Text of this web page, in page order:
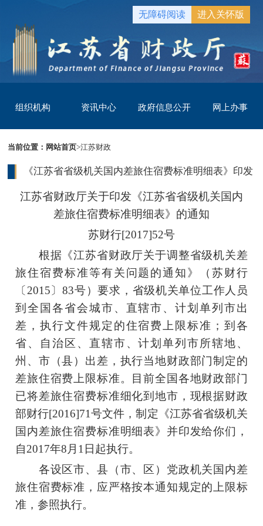
无障碍阅读 进入关怀版
组织机构 资讯中心 政府信息公开 网上办事
当前位置： 网站首页>江苏财政
《江苏省省级机关国内差旅住宿费标准明细表》印发
江苏省财政厅关于印发《江苏省省级机关国内
差旅住宿费标准明细表》的通知
苏财行[2017]52号
根据《江苏省财政厅关于调整省级机关差
旅住宿费标准等有关问题的通知》（苏财行
〔2015〕83号）要求，省级机关单位工作人员
到全国各省会城市、直辖市、计划单列市出
差，执行文件规定的住宿费上限标准；到各
省、自治区、直辖市、计划单列市所辖地、
州、市（县）出差，执行当地财政部门制定的
差旅住宿费上限标准。目前全国各地财政部门
已将差旅住宿费标准细化到地市，现根据财政
部财行[2016]71号文件，制定《江苏省省级机关
国内差旅住宿费标准明细表》并印发给你们，
自2017年8月1日起执行。
各设区市、县（市、区）党政机关国内差
旅住宿费标准，应严格按本通知规定的上限标
准，参照执行。